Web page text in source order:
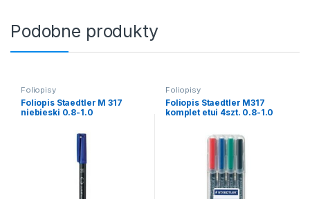
Podobne produkty
Foliopisy
Foliopis Staedtler M 317
niebieski 0.8-1.0
Foliopisy
Foliopis Staedtler M317
komplet etui 4szt. 0.8-1.0